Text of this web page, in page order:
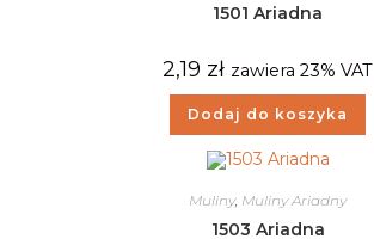
1501 Ariadna
2,19 zł zawiera 23% VAT
Dodaj do koszyka
Muliny, Muliny Ariadny
1503 Ariadna